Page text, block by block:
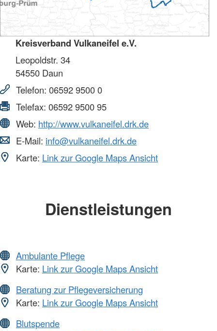
Kreisverband Vulkaneifel e.V.
Leopoldstr. 34
54550 Daun
Telefon: 06592 9500 0
Telefax: 06592 9500 95
Web: http://www.vulkaneifel.drk.de
E-Mail: info@vulkaneifel.drk.de
Karte: Link zur Google Maps Ansicht
Dienstleistungen
Ambulante Pflege
Karte: Link zur Google Maps Ansicht
Beratung zur Pflegeversicherung
Karte: Link zur Google Maps Ansicht
Blutspende